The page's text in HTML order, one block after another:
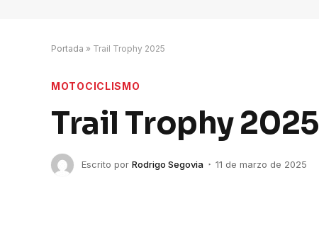
Portada » Trail Trophy 2025
MOTOCICLISMO
Trail Trophy 2025
Escrito por Rodrigo Segovia 11 de marzo de 2025